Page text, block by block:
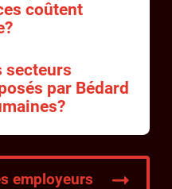
coûtent
secteurs
par Bédard
employeurs